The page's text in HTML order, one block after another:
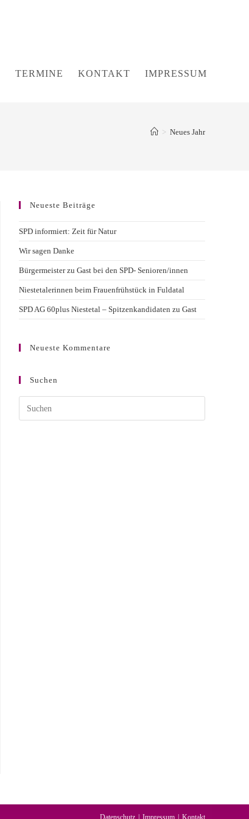
TERMINE KONTAKT IMPRESSUM
> Neues Jahr
Neueste Beiträge
SPD informiert: Zeit für Natur
Wir sagen Danke
Bürgermeister zu Gast bei den SPD- Senioren/innen
Niestetalerinnen beim Frauenfrühstück in Fuldatal
SPD AG 60plus Niestetal – Spitzenkandidaten zu Gast
Neueste Kommentare
Suchen
Datenschutz Impressum Kontakt